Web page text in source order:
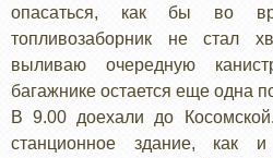
опасаться, как бы во
топливозаборник не стал
выливаю очередную
багажнике остается еще одна
В 9.00 доехали до
станционное здание, как